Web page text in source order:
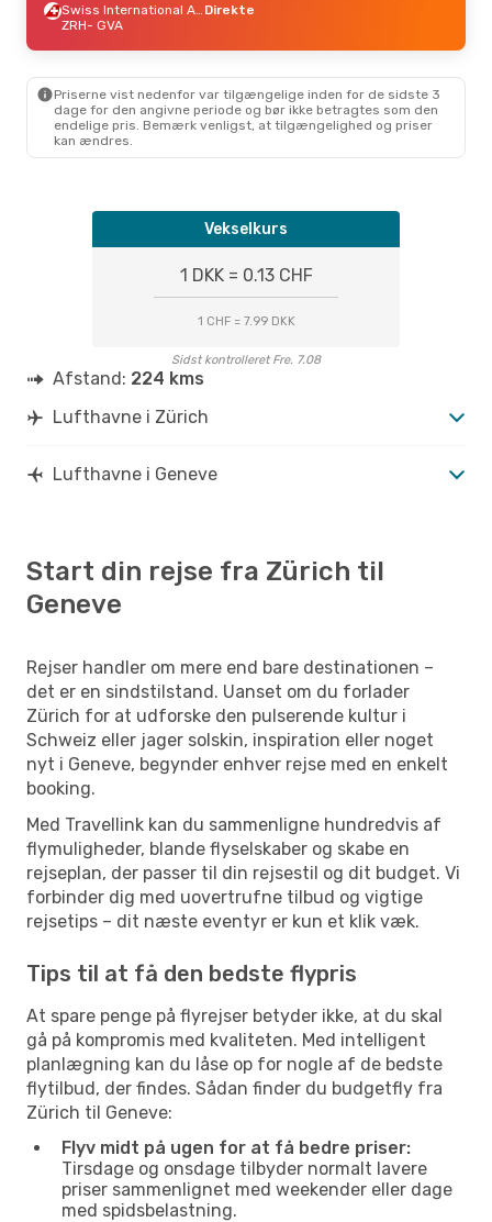
Swiss International Air Lines Direkte
ZRH- GVA
Priserne vist nedenfor var tilgængelige inden for de sidste 3
dage for den angivne periode og bør ikke betragtes som den
endelige pris. Bemærk venligst, at tilgængelighed og priser
kan ændres.
Vekselkurs
1 DKK = 0.13 CHF
1 CHF = 7.99 DKK
Sidst kontrolleret Fre. 7.08
Afstand: 224 kms
Lufthavne i Zürich
Lufthavne i Geneve
Start din rejse fra Zürich til
Geneve
Rejser handler om mere end bare destinationen –
det er en sindstilstand. Uanset om du forlader
Zürich for at udforske den pulserende kultur i
Schweiz eller jager solskin, inspiration eller noget
nyt i Geneve, begynder enhver rejse med en enkelt
booking.
Med Travellink kan du sammenligne hundredvis af
flymuligheder, blande flyselskaber og skabe en
rejseplan, der passer til din rejsestil og dit budget. Vi
forbinder dig med uovertrufne tilbud og vigtige
rejsetips – dit næste eventyr er kun et klik væk.
Tips til at få den bedste flypris
At spare penge på flyrejser betyder ikke, at du skal
gå på kompromis med kvaliteten. Med intelligent
planlægning kan du låse op for nogle af de bedste
flytilbud, der findes. Sådan finder du budgetfly fra
Zürich til Geneve:
Flyv midt på ugen for at få bedre priser:
Tirsdage og onsdage tilbyder normalt lavere
priser sammenlignet med weekender eller dage
med spidsbelastning.